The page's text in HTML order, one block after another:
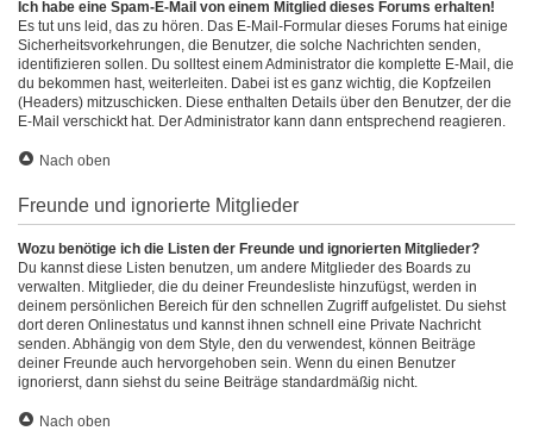
Ich habe eine Spam-E-Mail von einem Mitglied dieses Forums erhalten!
Es tut uns leid, das zu hören. Das E-Mail-Formular dieses Forums hat einige
Sicherheitsvorkehrungen, die Benutzer, die solche Nachrichten senden,
identifizieren sollen. Du solltest einem Administrator die komplette E-Mail, die
du bekommen hast, weiterleiten. Dabei ist es ganz wichtig, die Kopfzeilen
(Headers) mitzuschicken. Diese enthalten Details über den Benutzer, der die
E-Mail verschickt hat. Der Administrator kann dann entsprechend reagieren.
Nach oben
Freunde und ignorierte Mitglieder
Wozu benötige ich die Listen der Freunde und ignorierten Mitglieder?
Du kannst diese Listen benutzen, um andere Mitglieder des Boards zu
verwalten. Mitglieder, die du deiner Freundesliste hinzufügst, werden in
deinem persönlichen Bereich für den schnellen Zugriff aufgelistet. Du siehst
dort deren Onlinestatus und kannst ihnen schnell eine Private Nachricht
senden. Abhängig von dem Style, den du verwendest, können Beiträge
deiner Freunde auch hervorgehoben sein. Wenn du einen Benutzer
ignorierst, dann siehst du seine Beiträge standardmäßig nicht.
Nach oben